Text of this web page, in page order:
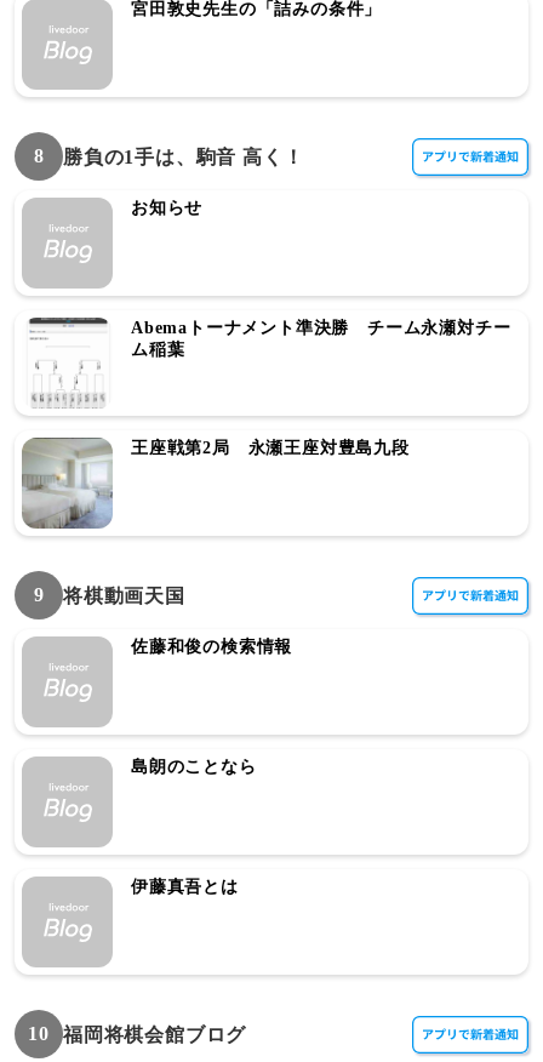
宮田敦史先生の「詰みの条件」
8 勝負の1手は、駒音 高く！
お知らせ
Abemaトーナメント準決勝 チーム永瀬対チー
ム稲葉
王座戦第2局 永瀬王座対豊島九段
9 将棋動画天国
佐藤和俊の検索情報
島朗のことなら
伊藤真吾とは
10 福岡将棋会館ブログ